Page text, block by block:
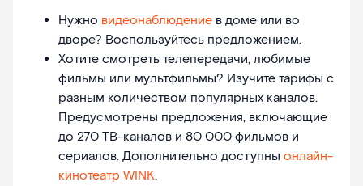
Нужно видеонаблюдение в доме или во
дворе? Воспользуйтесь предложением.
Хотите смотреть телепередачи, любимые
фильмы или мультфильмы? Изучите тарифы с
разным количеством популярных каналов.
Предусмотрены предложения, включающие
до 270 ТВ-каналов и 80 000 фильмов и
сериалов. Дополнительно доступны онлайн-
кинотеатр WINK.